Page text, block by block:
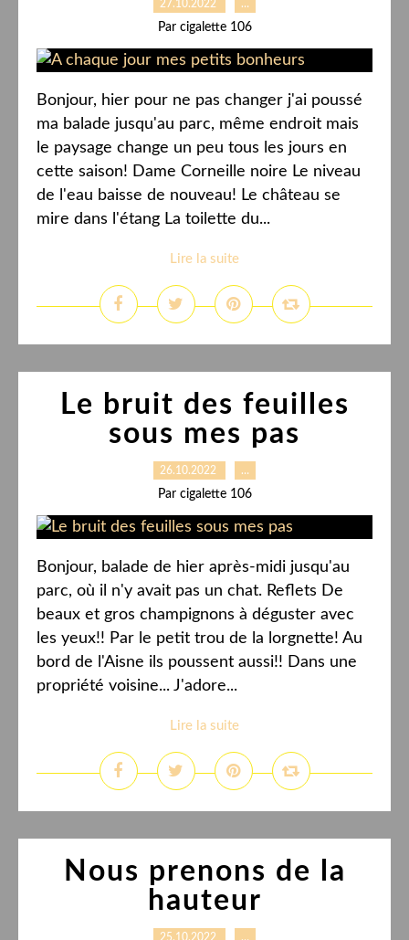
27.10.2022 …
Par cigalette 106
Bonjour, hier pour ne pas changer j'ai poussé
ma balade jusqu'au parc, même endroit mais
le paysage change un peu tous les jours en
cette saison! Dame Corneille noire Le niveau
de l'eau baisse de nouveau! Le château se
mire dans l'étang La toilette du...
Lire la suite
Le bruit des feuilles
sous mes pas
26.10.2022 …
Par cigalette 106
Bonjour, balade de hier après-midi jusqu'au
parc, où il n'y avait pas un chat. Reflets De
beaux et gros champignons à déguster avec
les yeux!! Par le petit trou de la lorgnette! Au
bord de l'Aisne ils poussent aussi!! Dans une
propriété voisine... J'adore...
Lire la suite
Nous prenons de la
hauteur
25.10.2022 …